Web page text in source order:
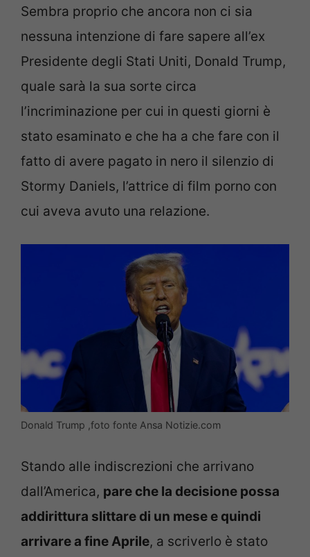
Sembra proprio che ancora non ci sia
nessuna intenzione di fare sapere all’ex
Presidente degli Stati Uniti, Donald Trump,
quale sarà la sua sorte circa
l’incriminazione per cui in questi giorni è
stato esaminato e che ha a che fare con il
fatto di avere pagato in nero il silenzio di
Stormy Daniels, l’attrice di film porno con
cui aveva avuto una relazione.
Donald Trump ,foto fonte Ansa Notizie.com
Stando alle indiscrezioni che arrivano
dall’America, pare che la decisione possa
addirittura slittare di un mese e quindi
arrivare a fine Aprile, a scriverlo è stato